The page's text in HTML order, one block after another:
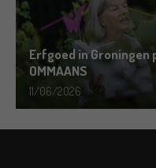
Erfgoed in Groningen
OMMAANS
11/06/2026